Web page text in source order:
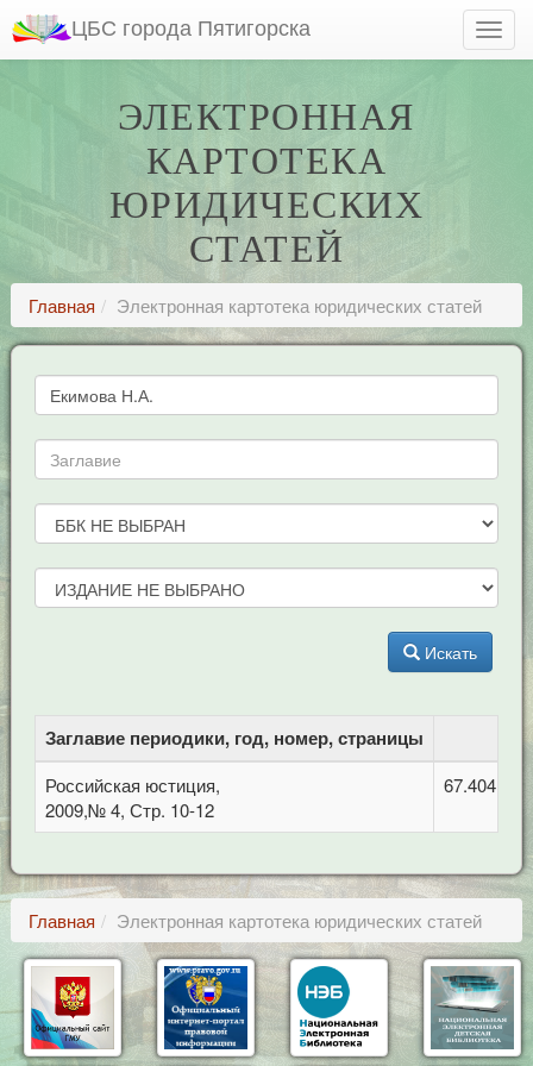
ЦБС города Пятигорска
ЭЛЕКТРОННАЯ
КАРТОТЕКА
ЮРИДИЧЕСКИХ
СТАТЕЙ
Главная Электронная картотека юридических статей
Искать
Заглавие периодики, год, номер, страницы
Российская юстиция,
2009,№ 4, Стр. 10-12
67.404
Главная Электронная картотека юридических статей